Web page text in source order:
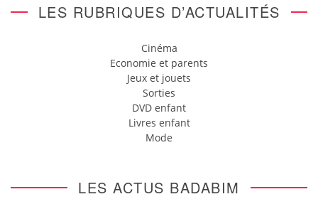
LES RUBRIQUES D’ACTUALITÉS
Cinéma
Economie et parents
Jeux et jouets
Sorties
DVD enfant
Livres enfant
Mode
LES ACTUS BADABIM